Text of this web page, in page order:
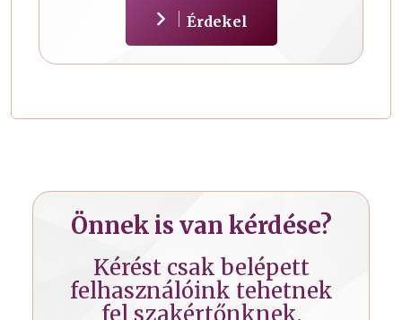
Érdekel
Önnek is van kérdése?
Kérést csak belépett
felhasználóink tehetnek